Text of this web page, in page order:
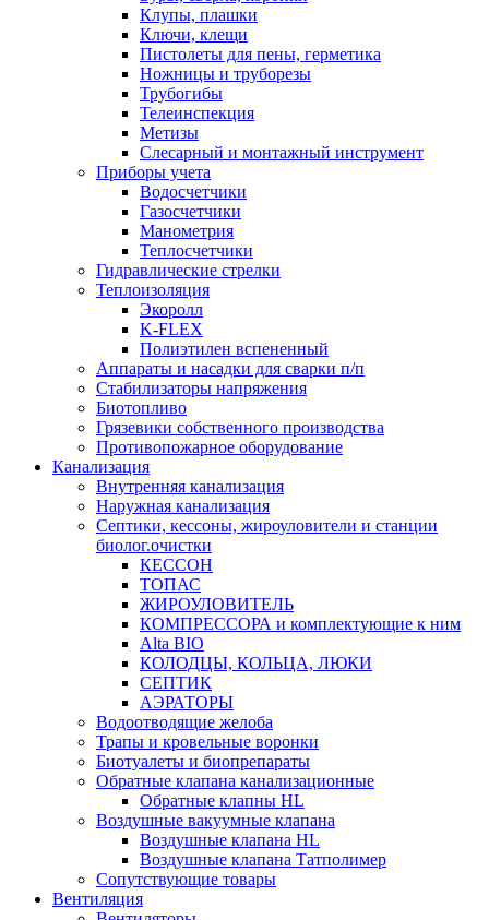
Клупы, плашки
Ключи, клещи
Пистолеты для пены, герметика
Ножницы и труборезы
Трубогибы
Телеинспекция
Метизы
Слесарный и монтажный инструмент
Приборы учета
Водосчетчики
Газосчетчики
Манометрия
Теплосчетчики
Гидравлические стрелки
Теплоизоляция
Экоролл
K-FLEX
Полиэтилен вспененный
Аппараты и насадки для сварки п/п
Стабилизаторы напряжения
Биотопливо
Грязевики собственного производства
Противопожарное оборудование
Канализация
Внутренняя канализация
Наружная канализация
Септики, кессоны, жироуловители и станции
биолог.очистки
КЕССОН
ТОПАС
ЖИРОУЛОВИТЕЛЬ
КОМПРЕССОРА и комплектующие к ним
Alta BIO
КОЛОДЦЫ, КОЛЬЦА, ЛЮКИ
СЕПТИК
АЭРАТОРЫ
Водоотводящие желоба
Трапы и кровельные воронки
Биотуалеты и биопрепараты
Обратные клапана канализационные
Обратные клапны HL
Воздушные вакуумные клапана
Воздушные клапана HL
Воздушные клапана Татполимер
Сопутствующие товары
Вентиляция